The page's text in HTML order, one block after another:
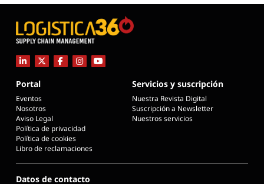
Portal
Eventos
Nosotros
Aviso Legal
Política de privacidad
Política de cookies
Libro de reclamaciones
Servicios y suscripción
Nuestra Revista Digital
Suscripción a Newsletter
Nuestros servicios
Datos de contacto